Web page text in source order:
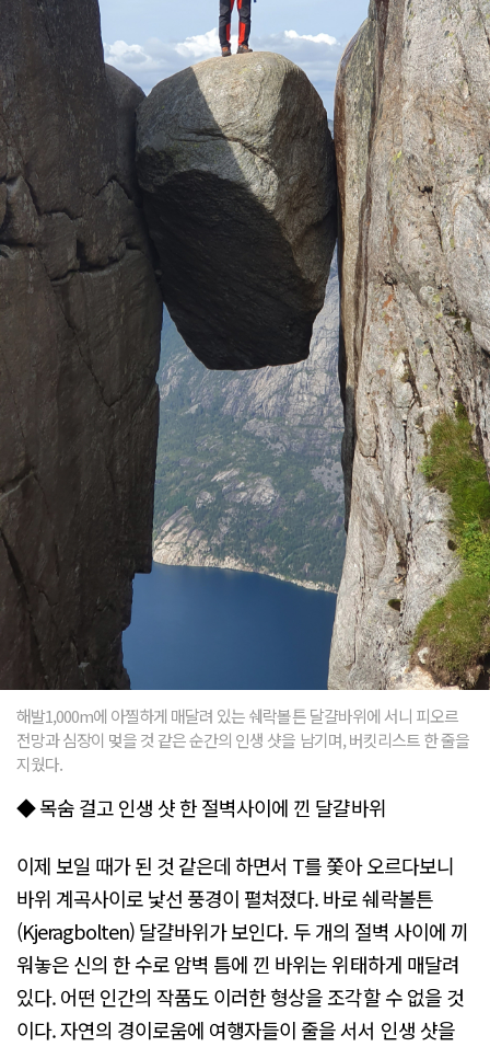
해발1,000m에 아찔하게 매달려 있는 쉐락볼튼 달걀바위에 서니 피오르
전망과 심장이 멎을 것 같은 순간의 인생 샷을 남기며, 버킷리스트 한 줄을
지웠다.
◆ 목숨 걸고 인생 샷 한 절벽사이에 낀 달걀바위
이제 보일 때가 된 것 같은데 하면서 T를 쫓아 오르다보니
바위 계곡사이로 낯선 풍경이 펼쳐졌다. 바로 쉐락볼튼
(Kjeragbolten) 달걀바위가 보인다. 두 개의 절벽 사이에 끼
워놓은 신의 한 수로 암벽 틈에 낀 바위는 위태하게 매달려
있다. 어떤 인간의 작품도 이러한 형상을 조각할 수 없을 것
이다. 자연의 경이로움에 여행자들이 줄을 서서 인생 샷을